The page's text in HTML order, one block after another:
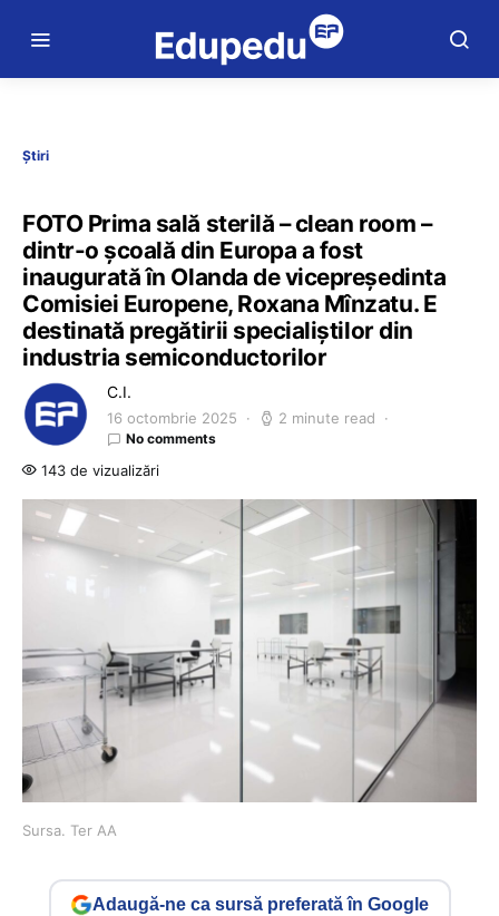
Știri
FOTO Prima sală sterilă – clean room –
dintr-o școală din Europa a fost
inaugurată în Olanda de vicepreședinta
Comisiei Europene, Roxana Mînzatu. E
destinată pregătirii specialiștilor din
industria semiconductorilor
C.I.
16 octombrie 2025 2 minute read
No comments
143 de vizualizări
Sursa. Ter AA
Adaugă-ne ca sursă preferată în Google